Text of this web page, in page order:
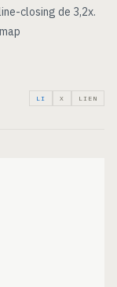
closing de 3,2x.
LI X LIEN